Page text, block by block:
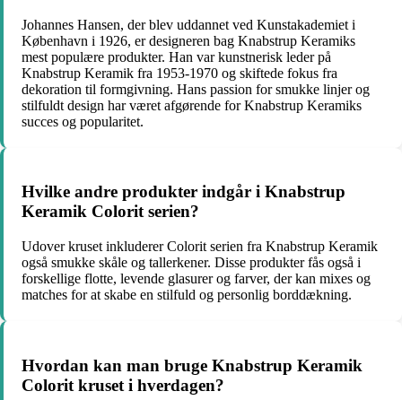
Johannes Hansen, der blev uddannet ved Kunstakademiet i
København i 1926, er designeren bag Knabstrup Keramiks
mest populære produkter. Han var kunstnerisk leder på
Knabstrup Keramik fra 1953-1970 og skiftede fokus fra
dekoration til formgivning. Hans passion for smukke linjer og
stilfuldt design har været afgørende for Knabstrup Keramiks
succes og popularitet.
Hvilke andre produkter indgår i Knabstrup
Keramik Colorit serien?
Udover kruset inkluderer Colorit serien fra Knabstrup Keramik
også smukke skåle og tallerkener. Disse produkter fås også i
forskellige flotte, levende glasurer og farver, der kan mixes og
matches for at skabe en stilfuld og personlig borddækning.
Hvordan kan man bruge Knabstrup Keramik
Colorit kruset i hverdagen?